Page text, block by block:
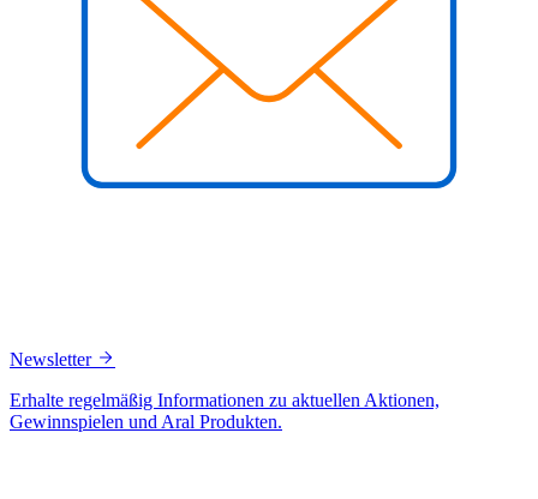
Newsletter
Erhalte regelmäßig Informationen zu aktuellen Aktionen,
Gewinnspielen und Aral Produkten.